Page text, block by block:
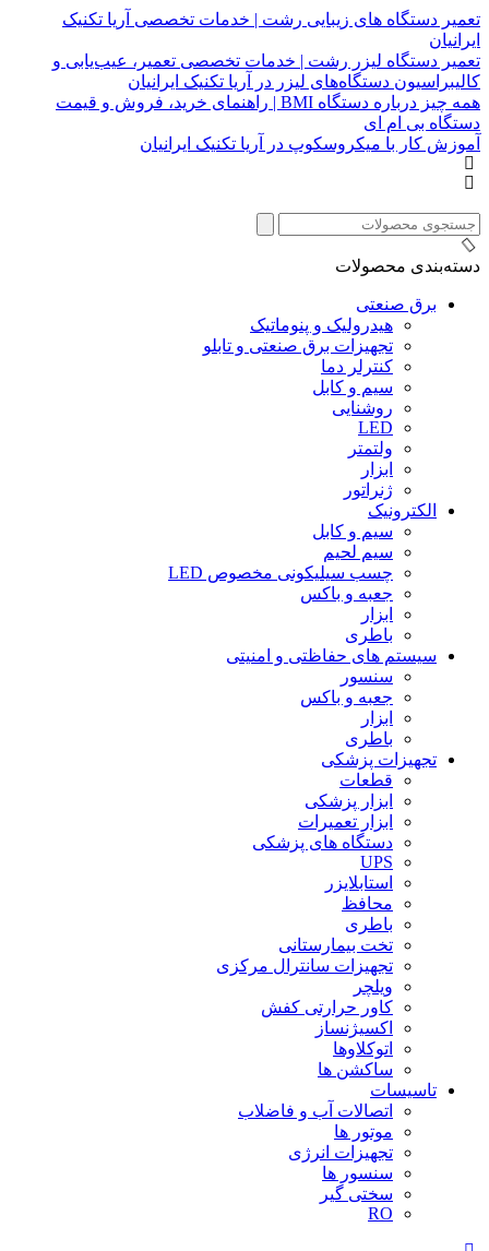
تعمیر دستگاه های زیبایی رشت | خدمات تخصصی آریا تکنیک
ایرانیان
تعمیر دستگاه لیزر رشت | خدمات تخصصی تعمیر، عیب‌یابی و
کالیبراسیون دستگاه‌های لیزر در آریا تکنیک ایرانیان
همه چیز درباره دستگاه BMI | راهنمای خرید، فروش و قیمت
دستگاه بی ام ای
آموزش کار با میکروسکوپ در آریا تکنیک ایرانیان
دسته‌بندی محصولات
برق صنعتی
هیدرولیک و پنوماتیک
تجهیزات برق صنعتی و تابلو
کنترلر دما
سیم و کابل
روشنایی
LED
ولتمتر
ابزار
ژنراتور
الکترونیک
سیم و کابل
سیم لحیم
چسب سیلیکونی مخصوص LED
جعبه و باکس
ابزار
باطری
سیستم های حفاظتی و امنیتی
سنسور
جعبه و باکس
ابزار
باطری
تجهیزات پزشکی
قطعات
ابزار پزشکی
ابزار تعمیرات
دستگاه های پزشکی
UPS
استابلایزر
محافظ
باطری
تخت بیمارستانی
تجهیزات سانترال مرکزی
ویلچر
کاور حرارتی کفش
اکسیژنساز
اتوکلاوها
ساکشن ها
تاسیسات
اتصالات آب و فاضلاب
موتور ها
تجهیزات انرژی
سنسور ها
سختی گیر
RO